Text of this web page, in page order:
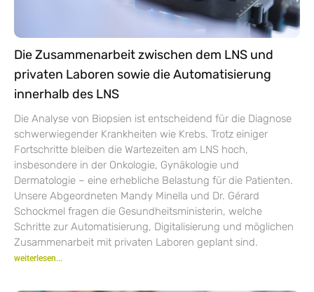
Die Zusammenarbeit zwischen dem LNS und
privaten Laboren sowie die Automatisierung
innerhalb des LNS
Die Analyse von Biopsien ist entscheidend für die Diagnose
schwerwiegender Krankheiten wie Krebs. Trotz einiger
Fortschritte bleiben die Wartezeiten am LNS hoch,
insbesondere in der Onkologie, Gynäkologie und
Dermatologie – eine erhebliche Belastung für die Patienten.
Unsere Abgeordneten Mandy Minella und Dr. Gérard
Schockmel fragen die Gesundheitsministerin, welche
Schritte zur Automatisierung, Digitalisierung und möglichen
Zusammenarbeit mit privaten Laboren geplant sind.
weiterlesen...